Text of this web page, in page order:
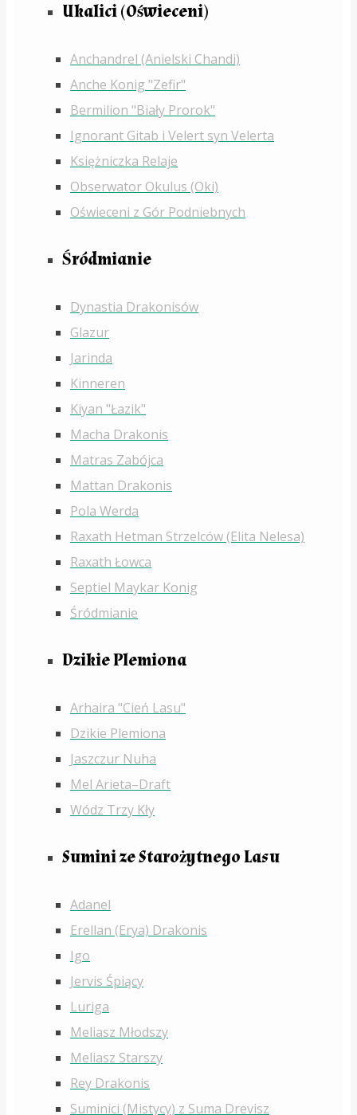
Ukalici (Oświeceni)
Anchandrel (Anielski Chandi)
Anche Konig "Zefir"
Bermilion "Biały Prorok"
Ignorant Gitab i Velert syn Velerta
Księżniczka Relaje
Obserwator Okulus (Oki)
Oświeceni z Gór Podniebnych
Śródmianie
Dynastia Drakonisów
Glazur
Jarinda
Kinneren
Kiyan "Łazik"
Macha Drakonis
Matras Zabójca
Mattan Drakonis
Pola Werda
Raxath Hetman Strzelców (Elita Nelesa)
Raxath Łowca
Septiel Maykar Konig
Śródmianie
Dzikie Plemiona
Arhaira "Cień Lasu"
Dzikie Plemiona
Jaszczur Nuha
Mel Arieta–Draft
Wódz Trzy Kły
Sumini ze Starożytnego Lasu
Adanel
Erellan (Erya) Drakonis
Igo
Jervis Śpiący
Luriga
Meliasz Młodszy
Meliasz Starszy
Rey Drakonis
Suminici (Mistycy) z Suma Drevisz